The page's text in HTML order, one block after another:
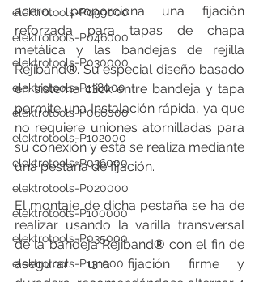
elektrotools-P099000
elektrotools-P046000
elektrotools-P030000
elektrotools-P138000
elektrotools-P066000
elektrotools-P102000
elektrotools-P036000
elektrotools-P020000
elektrotools-P100000
elektrotools-P035000
elektrotools-P131000
acero, proporciona una fijación
reforzada para tapas de chapa
metálica y las bandejas de rejilla
Rejiband®. Su especial diseño basado
en sistema click entre bandeja y tapa
permite una Instalación rápida, ya que
no requiere uniones atornilladas para
su conexión y esta se realiza mediante
una pestaña de fijación.
El montaje de dicha pestaña se ha de
realizar usando la varilla transversal
de la bandeja Rejiband® con el fin de
asegurar una fijación firme y